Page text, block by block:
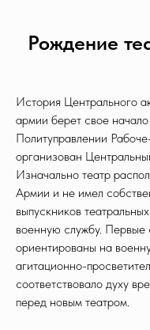
Рождение
История Центрального
армии берет свое
Политуправлении
организован
Изначально театр
Армии и не имел
выпускников
военную службу. Первые
ориентированы на
агитационно-
соответствовало духу
перед новым театром.